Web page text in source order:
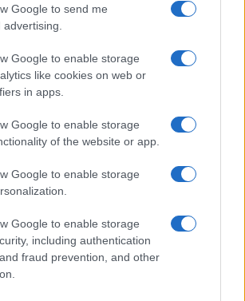
Google to send me
Google to enable storage
like cookies on web or
in apps.
Google to enable storage
of the website or app.
Google to enable storage
Google to enable storage
including authentication
fraud prevention, and other
entre Brasil e Argentina: o que está em